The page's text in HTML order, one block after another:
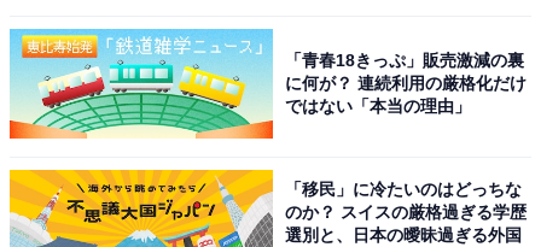
「青春18きっぷ」販売激減の裏
に何が？ 連続利用の厳格化だけ
ではない「本当の理由」
「移民」に冷たいのはどっちな
のか？ スイスの厳格過ぎる学歴
選別と、日本の曖昧過ぎる外国